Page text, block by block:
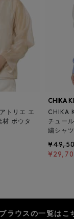
トリエ エ
材 ボウタ
CHIKA
CHIKA
チュー
繍シャツ
ブラウスの一覧はこ